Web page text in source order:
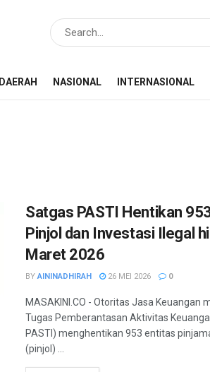
DAERAH NASIONAL INTERNASIONAL
Satgas PASTI Hentikan
Pinjol dan Investasi Ilegal
Maret 2026
BY AININADHIRAH 26 MEI 2026 0
MASAKINI.CO - Otoritas Jasa Keuangan
Tugas Pemberantasan Aktivitas
PASTI) menghentikan 953 entitas
(pinjol) ...